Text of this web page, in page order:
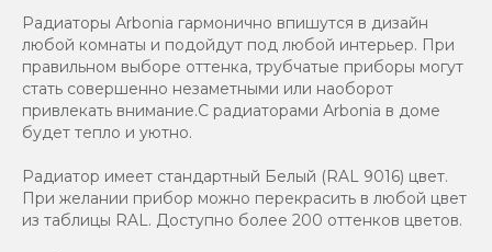
Радиаторы Arbonia гармонично впишутся в дизайн
любой комнаты и подойдут под любой интерьер. При
правильном выборе оттенка, трубчатые приборы могут
стать совершенно незаметными или наоборот
привлекать внимание.С радиаторами Аrbonia в доме
будет тепло и уютно.
Радиатор имеет стандартный Белый (RAL 9016) цвет.
При желании прибор можно перекрасить в любой цвет
из таблицы RAL. Доступно более 200 оттенков цветов.